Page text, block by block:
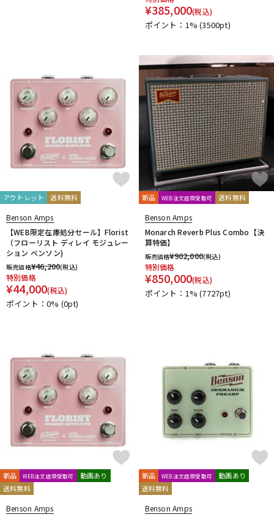
¥385,000(税込)
ポイント：1%(3500pt)
アウトレット 送料無料
Benson Amps
【WEB限定在庫処分セール】Florist
（フローリスト ディレイ モジュレー
ション ベンソン)
販売価格¥46,200(税込)
特別価格
¥44,000(税込)
ポイント：0% (0pt)
新品 WEB注文店頭受取可 送料無料
Benson Amps
Monarch Reverb Plus Combo【決
算特価】
販売価格¥902,000(税込)
特別価格
¥850,000(税込)
ポイント：1%(7727pt)
新品 WEB注文店頭受取可
動画あり
送料無料
Benson Amps
新品 WEB注文店頭受取可
動画あり
送料無料
Benson Amps